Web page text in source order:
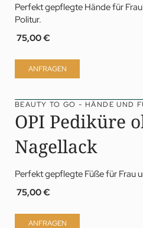
Perfekt gepflegte Hände für
Politur.
75,00 €
ANFRAGEN
BEAUTY TO GO - HÄNDE UND
OPI Pediküre
Nagellack
Perfekt gepflegte Füße für Frau
75,00 €
ANFRAGEN